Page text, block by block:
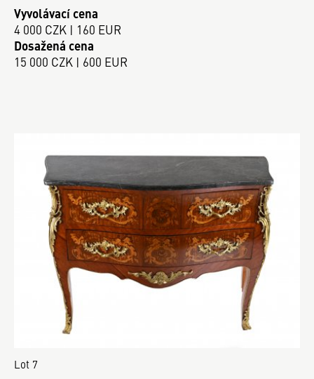
Vyvolávací cena
4 000 CZK | 160 EUR
Dosažená cena
15 000 CZK | 600 EUR
Lot 7